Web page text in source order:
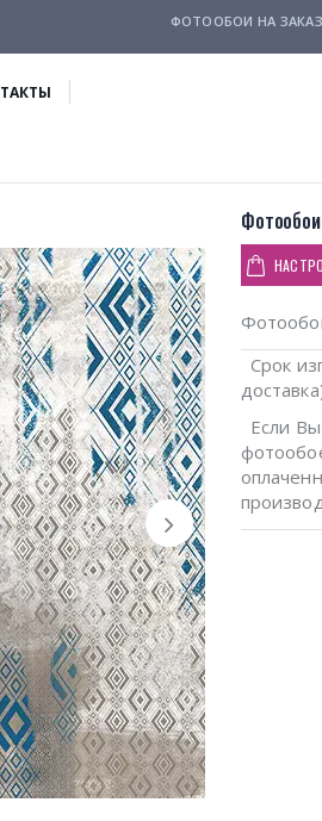
ФОТООБОИ НА
Срок
Если